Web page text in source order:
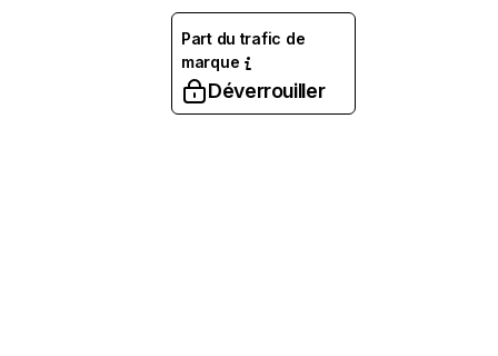
Part du trafic de
marque
Déverrouiller